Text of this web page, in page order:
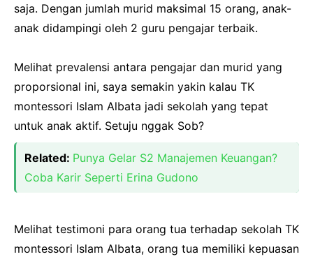
saja. Dengan jumlah murid maksimal 15 orang, anak-
anak didampingi oleh 2 guru pengajar terbaik.
Melihat prevalensi antara pengajar dan murid yang
proporsional ini, saya semakin yakin kalau TK
montessori Islam Albata jadi sekolah yang tepat
untuk anak aktif. Setuju nggak Sob?
Related: Punya Gelar S2 Manajemen Keuangan?
Coba Karir Seperti Erina Gudono
Melihat testimoni para orang tua terhadap sekolah TK
montessori Islam Albata, orang tua memiliki kepuasan